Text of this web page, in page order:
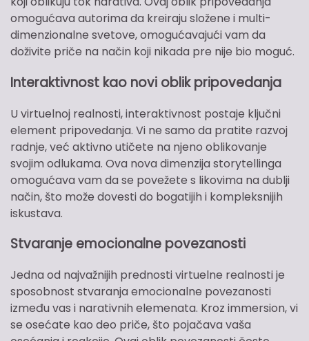
omogućava autorima da kreiraju složene i multi-
dimenzionalne svetove, omogućavajući vam da
doživite priče na način koji nikada pre nije bio moguć.
Interaktivnost kao novi oblik pripovedanja
U virtuelnoj realnosti, interaktivnost postaje ključni
element pripovedanja. Vi ne samo da pratite razvoj
radnje, već aktivno utičete na njeno oblikovanje
svojim odlukama. Ova nova dimenzija storytellinga
omogućava vam da se povežete s likovima na dublji
način, što može dovesti do bogatijih i kompleksnijih
iskustava.
Stvaranje emocionalne povezanosti
Jedna od najvažnijih prednosti virtuelne realnosti je
sposobnost stvaranja emocionalne povezanosti
između vas i narativnih elemenata. Kroz immersion, vi
se osećate kao deo priče, što pojačava vaša